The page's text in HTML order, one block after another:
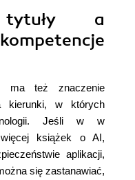
tytuły a
ma też znaczenie
kierunki, w których
Jeśli w w
książek o AI,
aplikacji,
się zastanawiać,